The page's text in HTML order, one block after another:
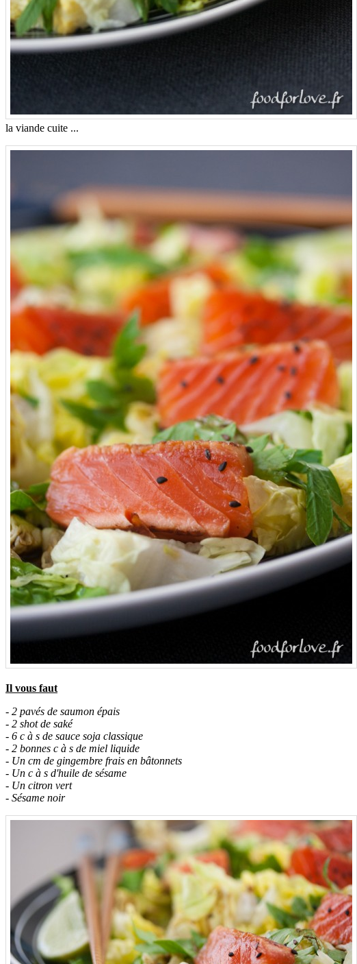
la viande cuite ...
Il vous faut
- 2 pavés de saumon épais
- 2 shot de saké
- 6 c à s de sauce soja classique
- 2 bonnes c à s de miel liquide
- Un cm de gingembre frais en bâtonnets
- Un c à s d'huile de sésame
- Un citron vert
- Sésame noir